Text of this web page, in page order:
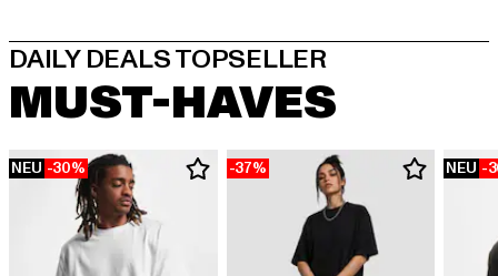
DAILY DEALS TOPSELLER
MUST-HAVES
NEU -30% -37% NEU -